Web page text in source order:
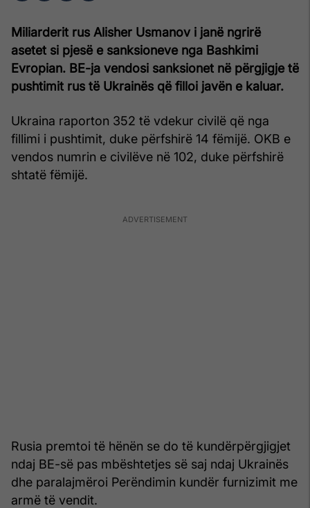
Miliarderit rus Alisher Usmanov i janë ngrirë
asetet si pjesë e sanksioneve nga Bashkimi
Evropian. BE-ja vendosi sanksionet në përgjigje të
pushtimit rus të Ukrainës që filloi javën e kaluar.
Ukraina raporton 352 të vdekur civilë që nga
fillimi i pushtimit, duke përfshirë 14 fëmijë. OKB e
vendos numrin e civilëve në 102, duke përfshirë
shtatë fëmijë.
Rusia premtoi të hënën se do të kundërpërgjigjet
ndaj BE-së pas mbështetjes së saj ndaj Ukrainës
dhe paralajmëroi Perëndimin kundër furnizimit me
armë të vendit.